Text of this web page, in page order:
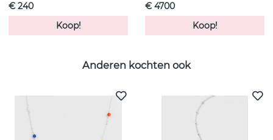
€ 240
Koop!
€ 4700
Koop!
Anderen kochten ook